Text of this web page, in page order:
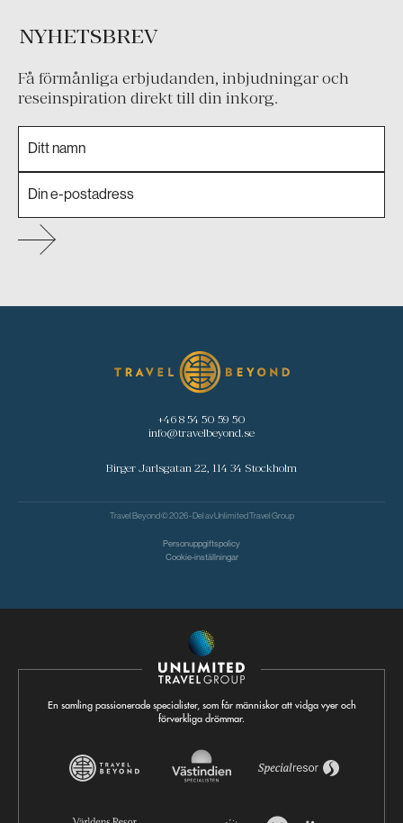
NYHETSBREV
Få förmånliga erbjudanden, inbjudningar och
reseinspiration direkt till din inkorg.
+46 8 54 50 59 50
info@travelbeyond.se
Birger Jarlsgatan 22, 114 34 Stockholm
Travel Beyond © 2026 - Del avUnlimited Travel Group
Personuppgiftspolicy
Cookie-inställningar
En samling passionerade specialister, som får människor att vidga vyer och
förverkliga drömmar.